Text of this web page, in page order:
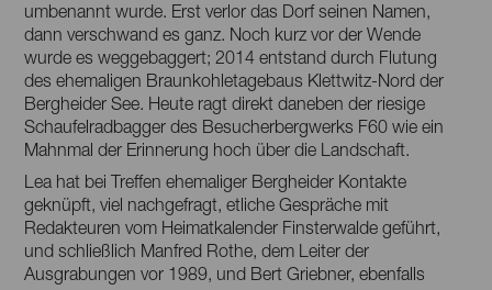
umbenannt wurde. Erst verlor das Dorf seinen Namen,
dann verschwand es ganz. Noch kurz vor der Wende
wurde es weggebaggert; 2014 entstand durch Flutung
des ehemaligen Braunkohletagebaus Klettwitz-Nord der
Bergheider See. Heute ragt direkt daneben der riesige
Schaufelradbagger des Besucherbergwerks F60 wie ein
Mahnmal der Erinnerung hoch über die Landschaft.
Lea hat bei Treffen ehemaliger Bergheider Kontakte
geknüpft, viel nachgefragt, etliche Gespräche mit
Redakteuren vom Heimatkalender Finsterwalde geführt,
und schließlich Manfred Rothe, dem Leiter der
Ausgrabungen vor 1989, und Bert Griebner, ebenfalls